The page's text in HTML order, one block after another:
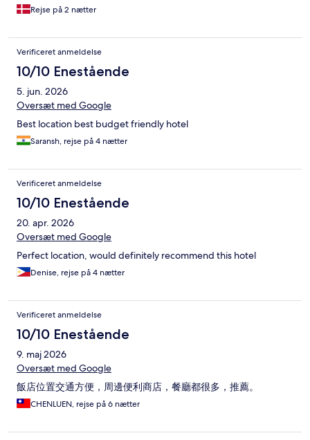
Rejse på 2 nætter
Verificeret anmeldelse
10/10 Enestående
5. jun. 2026
Oversæt med Google
Best location best budget friendly hotel
Saransh, rejse på 4 nætter
Verificeret anmeldelse
10/10 Enestående
20. apr. 2026
Oversæt med Google
Perfect location, would definitely recommend this hotel
Denise, rejse på 4 nætter
Verificeret anmeldelse
10/10 Enestående
9. maj 2026
Oversæt med Google
飯店位置交通方便，周邊便利商店，餐廳都很多，推薦。
CHENLUEN, rejse på 6 nætter